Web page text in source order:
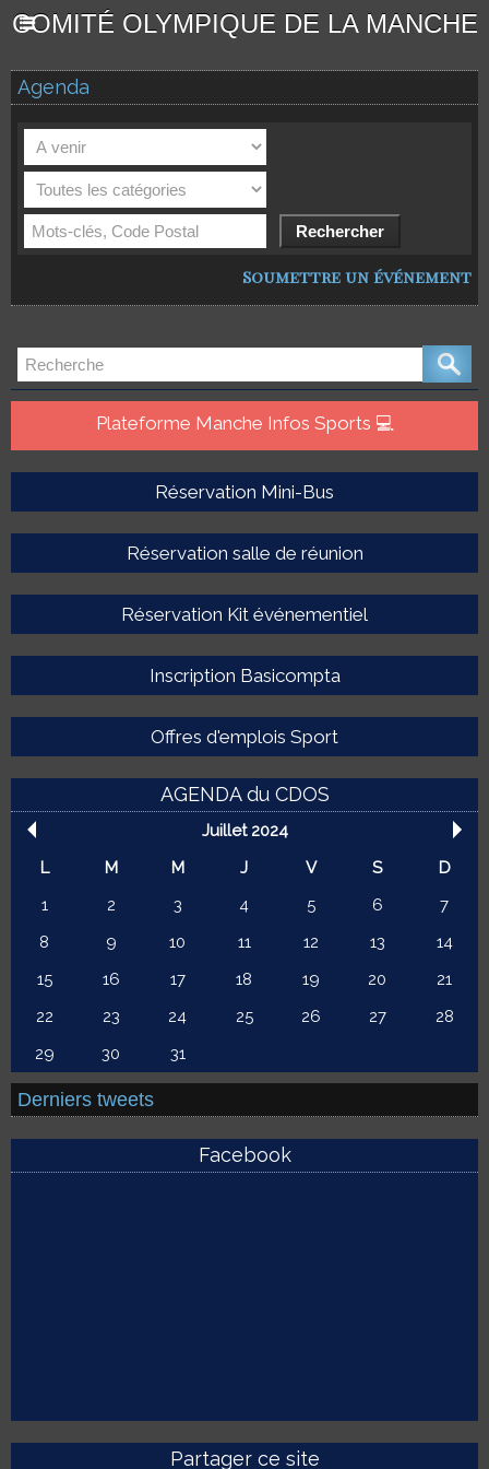
COMITÉ OLYMPIQUE DE LA MANCHE
Agenda
Soumettre un événement
Plateforme Manche Infos Sports 💻
Réservation Mini-Bus
Réservation salle de réunion
Réservation Kit événementiel
Inscription Basicompta
Offres d'emplois Sport
AGENDA du CDOS
Juillet 2024
L
M M J V S
D
1
2 3 4 5 6
7
8
9 10 11 12 13
14
15
16 17 18 19 20
21
22
23 24 25 26 27
28
29
30 31
Derniers tweets
Facebook
Partager ce site